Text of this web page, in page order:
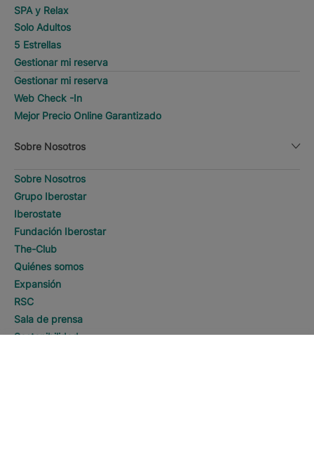
SPA y Relax
Solo Adultos
5 Estrellas
Gestionar mi reserva
Gestionar mi reserva
Web Check -In
Mejor Precio Online Garantizado
Sobre Nosotros
Sobre Nosotros
Grupo Iberostar
Iberostate
Fundación Iberostar
The-Club
Quiénes somos
Expansión
RSC
Sala de prensa
Sostenibilidad